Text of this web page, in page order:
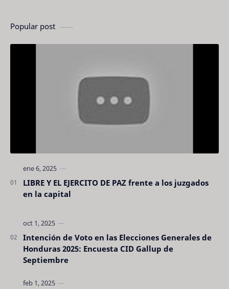
Popular post
LIBRE Y EL EJERCITO DE PAZ frente a los juzgados
en la capital
Intención de Voto en las Elecciones Generales de
Honduras 2025: Encuesta CID Gallup de
Septiembre